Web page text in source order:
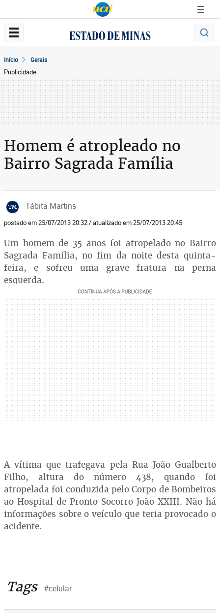
Início Gerais
Publicidade
Homem é atropleado no
Bairro Sagrada Família
TM Tábita Martins
postado em 25/07/2013 20:32 / atualizado em 25/07/2013 20:45
Um homem de 35 anos foi atropelado no Bairro
Sagrada Família, no fim da noite desta quinta-
feira, e sofreu uma grave fratura na perna
esquerda.
A vítima que trafegava pela Rua João Gualberto
Filho, altura do número 438, quando foi
atropelada foi conduzida pelo Corpo de Bombeiros
ao Hospital de Pronto Socorro João XXIII. Não há
informações sobre o veículo que teria provocado o
acidente.
Tags #celular